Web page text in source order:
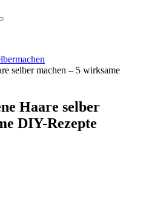
selber machen – 5 wirksame
Haare selber
DIY-Rezepte